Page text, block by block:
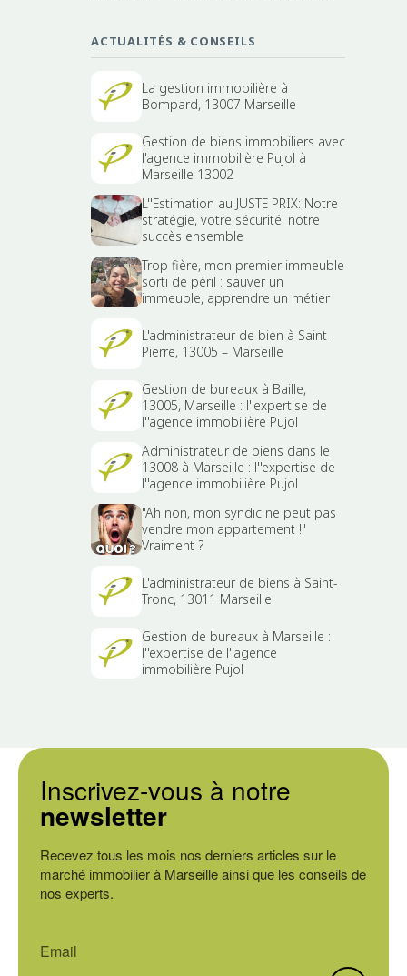
ACTUALITÉS & CONSEILS
La gestion immobilière à
Bompard, 13007 Marseille
Gestion de biens immobiliers avec
l'agence immobilière Pujol à
Marseille 13002
L''Estimation au JUSTE PRIX: Notre
stratégie, votre sécurité, notre
succès ensemble
Trop fière, mon premier immeuble
sorti de péril : sauver un
immeuble, apprendre un métier
L'administrateur de bien à Saint-
Pierre, 13005 – Marseille
Gestion de bureaux à Baille,
13005, Marseille : l''expertise de
l''agence immobilière Pujol
Administrateur de biens dans le
13008 à Marseille : l''expertise de
l''agence immobilière Pujol
"Ah non, mon syndic ne peut pas
vendre mon appartement !"
Vraiment ?
L'administrateur de biens à Saint-
Tronc, 13011 Marseille
Gestion de bureaux à Marseille :
l''expertise de l''agence
immobilière Pujol
Inscrivez-vous à notre
newsletter
Recevez tous les mois nos derniers articles sur le
marché immobilier à Marseille ainsi que les conseils de
nos experts.